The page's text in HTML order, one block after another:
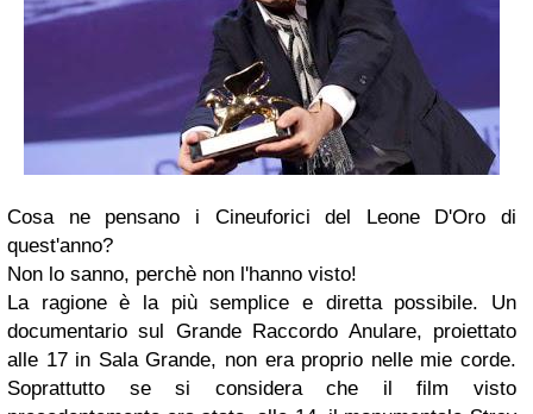
Cosa ne pensano i Cineuforici del Leone D'Oro di
quest'anno?
Non lo sanno, perchè non l'hanno visto!
La ragione è la più semplice e diretta possibile. Un
documentario sul Grande Raccordo Anulare, proiettato
alle 17 in Sala Grande, non era proprio nelle mie corde.
Soprattutto se si considera che il film visto